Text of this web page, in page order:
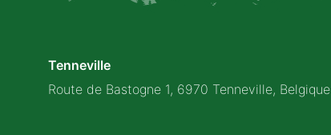
Tenneville
Route de Bastogne 1, 6970 Tenneville, Belgique